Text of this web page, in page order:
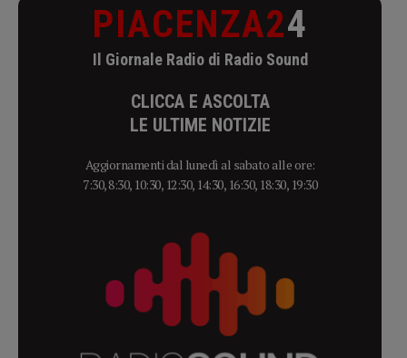
PIACENZA24
Il Giornale Radio di Radio Sound
CLICCA E ASCOLTA
LE ULTIME NOTIZIE
Aggiornamenti dal lunedì al sabato alle ore:
7:30, 8:30, 10:30, 12:30, 14:30, 16:30, 18:30, 19:30